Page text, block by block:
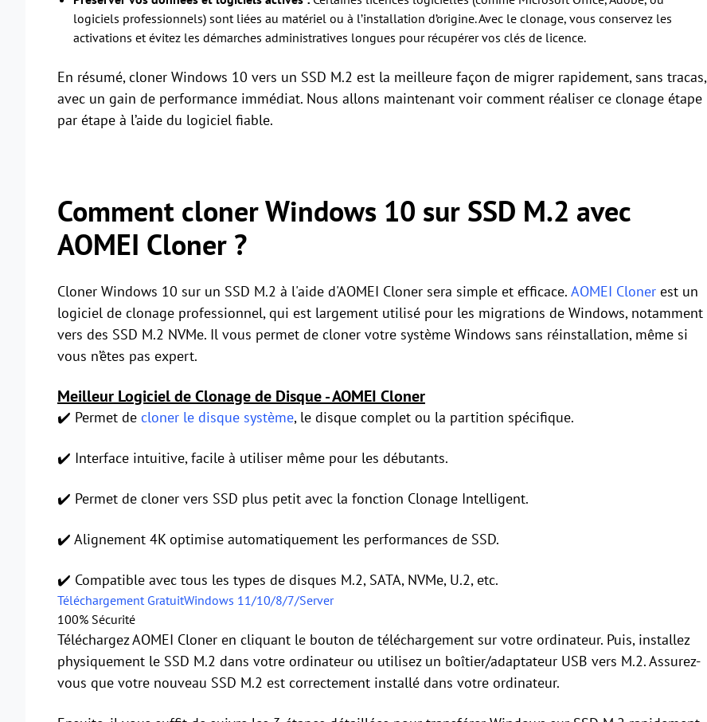
logiciels professionnels) sont liées au matériel ou à l’installation d’origine. Avec le clonage, vous conservez les
activations et évitez les démarches administratives longues pour récupérer vos clés de licence.
En résumé, cloner Windows 10 vers un SSD M.2 est la meilleure façon de migrer rapidement, sans tracas,
avec un gain de performance immédiat. Nous allons maintenant voir comment réaliser ce clonage étape
par étape à l’aide du logiciel fiable.
Comment cloner Windows 10 sur SSD M.2 avec
AOMEI Cloner ?
Cloner Windows 10 sur un SSD M.2 à l'aide d'AOMEI Cloner sera simple et efficace. AOMEI Cloner est un
logiciel de clonage professionnel, qui est largement utilisé pour les migrations de Windows, notamment
vers des SSD M.2 NVMe. Il vous permet de cloner votre système Windows sans réinstallation, même si
vous n’êtes pas expert.
Meilleur Logiciel de Clonage de Disque - AOMEI Cloner
✔️ Permet de cloner le disque système, le disque complet ou la partition spécifique.
✔️ Interface intuitive, facile à utiliser même pour les débutants.
✔️ Permet de cloner vers SSD plus petit avec la fonction Clonage Intelligent.
✔️ Alignement 4K optimise automatiquement les performances de SSD.
✔️ Compatible avec tous les types de disques M.2, SATA, NVMe, U.2, etc.
Téléchargement GratuitWindows 11/10/8/7/Server
100% Sécurité
Téléchargez AOMEI Cloner en cliquant le bouton de téléchargement sur votre ordinateur. Puis, installez
physiquement le SSD M.2 dans votre ordinateur ou utilisez un boîtier/adaptateur USB vers M.2. Assurez-
vous que votre nouveau SSD M.2 est correctement installé dans votre ordinateur.